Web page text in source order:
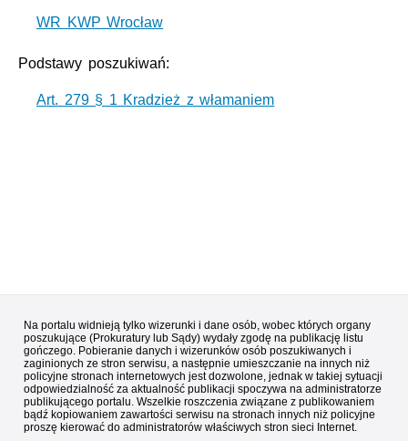
WR KWP Wrocław
Podstawy poszukiwań:
Art. 279 § 1 Kradzież z włamaniem
Na portalu widnieją tylko wizerunki i dane osób, wobec których organy
poszukujące (Prokuratury lub Sądy) wydały zgodę na publikację listu
gończego. Pobieranie danych i wizerunków osób poszukiwanych i
zaginionych ze stron serwisu, a następnie umieszczanie na innych niż
policyjne stronach internetowych jest dozwolone, jednak w takiej sytuacji
odpowiedzialność za aktualność publikacji spoczywa na administratorze
publikującego portalu. Wszelkie roszczenia związane z publikowaniem
bądź kopiowaniem zawartości serwisu na stronach innych niż policyjne
proszę kierować do administratorów właściwych stron sieci Internet.